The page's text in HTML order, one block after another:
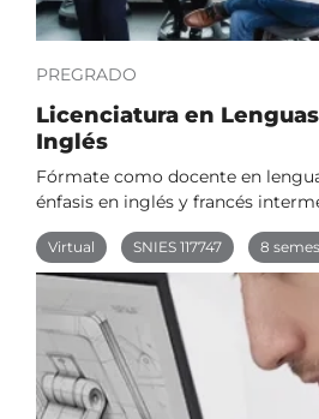
PREGRADO
Licenciatura en
Inglés
Fórmate como docente en
énfasis en inglés y francés
Virtual SNIES 117747 8